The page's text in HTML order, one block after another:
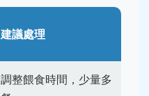
建議處理
調整餵食時間，少量多